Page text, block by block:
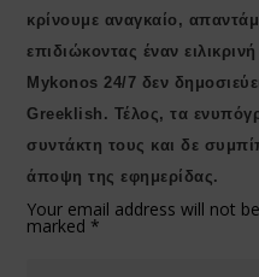
κρίνουμε αναγκαίο,
επιδιώκοντας έναν
Μykonos 24/7 δεν
Greeklish. Τέλος, τα
συντάκτη τους και δε
άποψη της εφημερίδας.
Your email address will not
marked *